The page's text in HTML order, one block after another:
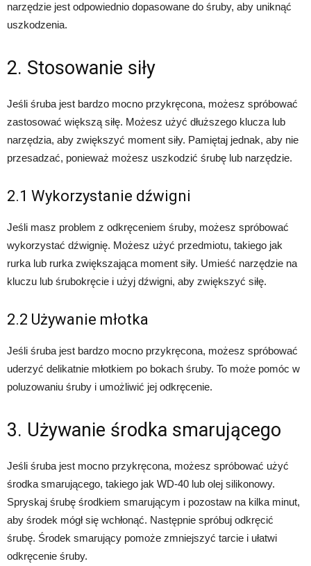
narzędzie jest odpowiednio dopasowane do śruby, aby uniknąć
uszkodzenia.
2. Stosowanie siły
Jeśli śruba jest bardzo mocno przykręcona, możesz spróbować
zastosować większą siłę. Możesz użyć dłuższego klucza lub
narzędzia, aby zwiększyć moment siły. Pamiętaj jednak, aby nie
przesadzać, ponieważ możesz uszkodzić śrubę lub narzędzie.
2.1 Wykorzystanie dźwigni
Jeśli masz problem z odkręceniem śruby, możesz spróbować
wykorzystać dźwignię. Możesz użyć przedmiotu, takiego jak
rurka lub rurka zwiększająca moment siły. Umieść narzędzie na
kluczu lub śrubokręcie i użyj dźwigni, aby zwiększyć siłę.
2.2 Używanie młotka
Jeśli śruba jest bardzo mocno przykręcona, możesz spróbować
uderzyć delikatnie młotkiem po bokach śruby. To może pomóc w
poluzowaniu śruby i umożliwić jej odkręcenie.
3. Używanie środka smarującego
Jeśli śruba jest mocno przykręcona, możesz spróbować użyć
środka smarującego, takiego jak WD-40 lub olej silikonowy.
Spryskaj śrubę środkiem smarującym i pozostaw na kilka minut,
aby środek mógł się wchłonąć. Następnie spróbuj odkręcić
śrubę. Środek smarujący pomoże zmniejszyć tarcie i ułatwi
odkręcenie śruby.